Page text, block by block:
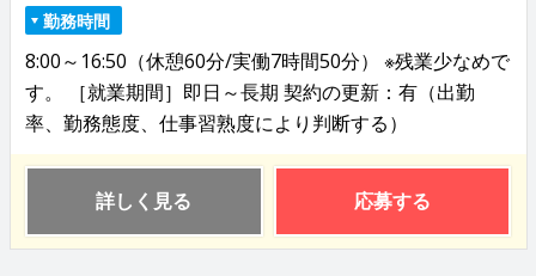
勤務時間
8:00～16:50（休憩60分/実働7時間50分） ※残業少なめで
す。 ［就業期間］即日～長期 契約の更新：有（出勤
率、勤務態度、仕事習熟度により判断する）
詳しく見る 応募する